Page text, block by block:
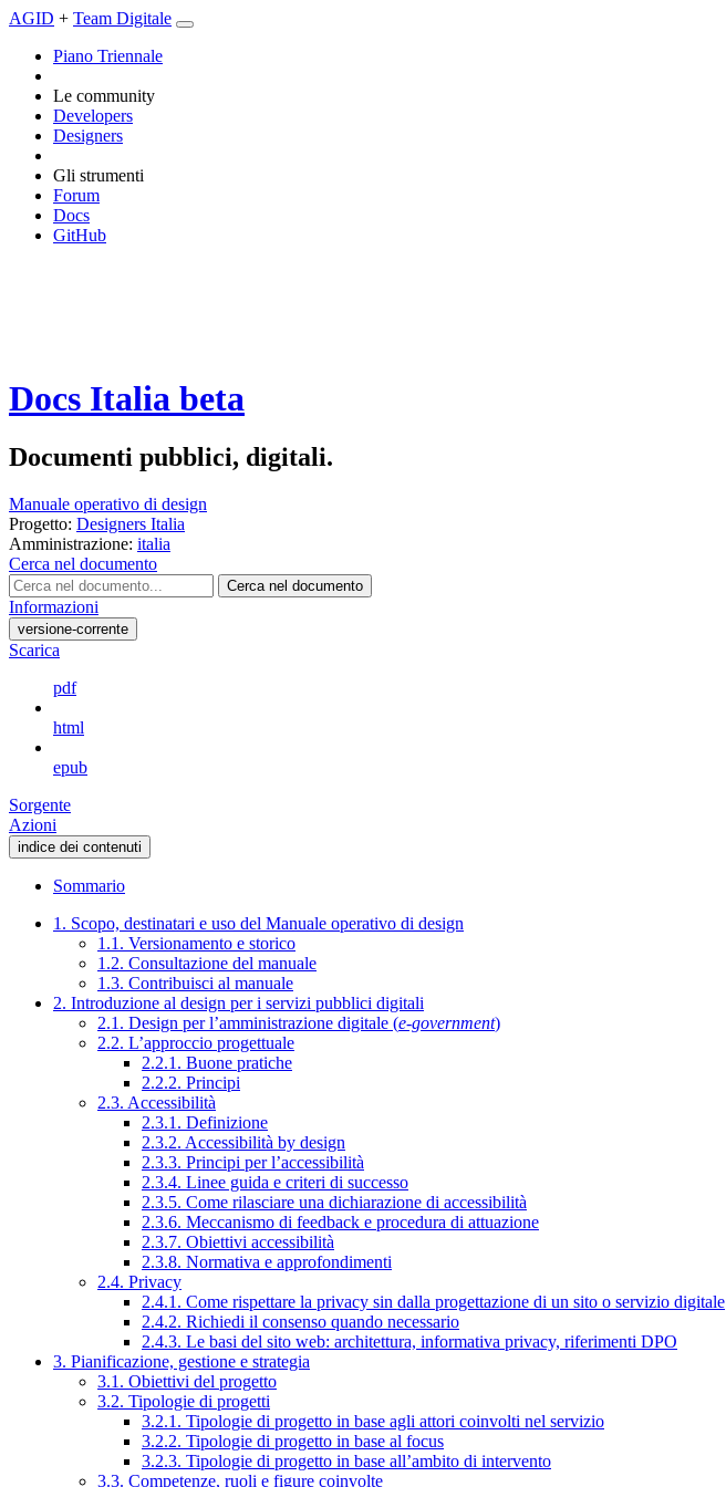
AGID + Team Digitale
Piano Triennale
Le community
Developers
Designers
Gli strumenti
Forum
Docs
GitHub
Docs Italia beta
Documenti pubblici, digitali.
Manuale operativo di design
Progetto: Designers Italia
Amministrazione: italia
Cerca nel documento
Cerca nel documento
Informazioni
versione-corrente
Scarica
pdf
html
epub
Sorgente
Azioni
indice dei contenuti
Sommario
1. Scopo, destinatari e uso del Manuale operativo di design
1.1. Versionamento e storico
1.2. Consultazione del manuale
1.3. Contribuisci al manuale
2. Introduzione al design per i servizi pubblici digitali
2.1. Design per l’amministrazione digitale (e-government)
2.2. L’approccio progettuale
2.2.1. Buone pratiche
2.2.2. Principi
2.3. Accessibilità
2.3.1. Definizione
2.3.2. Accessibilità by design
2.3.3. Principi per l’accessibilità
2.3.4. Linee guida e criteri di successo
2.3.5. Come rilasciare una dichiarazione di accessibilità
2.3.6. Meccanismo di feedback e procedura di attuazione
2.3.7. Obiettivi accessibilità
2.3.8. Normativa e approfondimenti
2.4. Privacy
2.4.1. Come rispettare la privacy sin dalla progettazione di un sito o servizio digitale
2.4.2. Richiedi il consenso quando necessario
2.4.3. Le basi del sito web: architettura, informativa privacy, riferimenti DPO
3. Pianificazione, gestione e strategia
3.1. Obiettivi del progetto
3.2. Tipologie di progetti
3.2.1. Tipologie di progetto in base agli attori coinvolti nel servizio
3.2.2. Tipologie di progetto in base al focus
3.2.3. Tipologie di progetto in base all’ambito di intervento
3.3. Competenze, ruoli e figure coinvolte